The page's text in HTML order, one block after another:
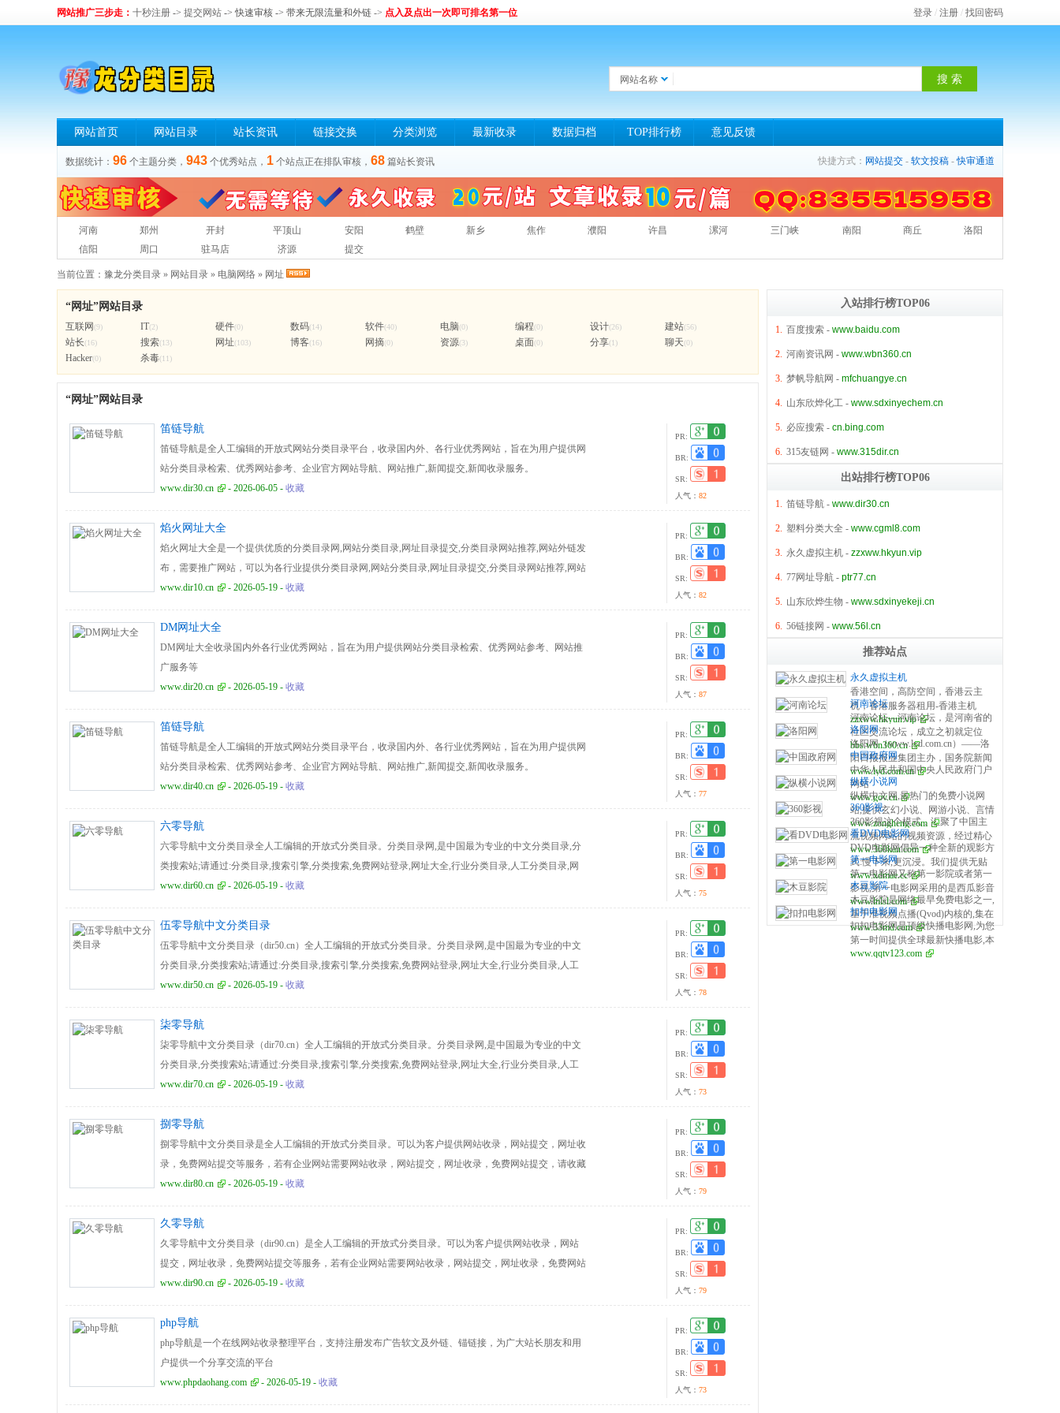
网站推广三步走： 十秒注册 -> 提交网站 -> 快速审核 -> 带来无限流量和外链 -> 点入及点出一次即可排名第一位 登录 / 注册 / 找回密码
网站名称
网站首页 网站目录 站长资讯 链接交换 分类浏览 最新收录 数据归档 TOP排行榜 意见反馈
数据统计： 96 个主题分类， 943 个优秀站点， 1 个站点正在排队审核， 68 篇站长资讯 快捷方式： 网站提交 - 软文投稿 -快审通道
河南 郑州 开封 平顶山 安阳 鹤壁 新乡 焦作 濮阳 许昌 漯河 三门峡 南阳 商丘
洛阳
信阳
周口 驻马店 济源 提交
当前位置： 豫龙分类目录 » 网站目录 » 电脑网络 » 网址
“网址”网站目录
互联网(9) IT(2) 硬件(0) 数码(14) 软件(40) 电脑(0) 编程(0) 设计(26) 建站(56)
站长(16) 搜索(13) 网址(103) 博客(16) 网摘(0) 资源(3) 桌面(0) 分享(1) 聊天(0)
Hacker(0) 杀毒(11)
“网址”网站目录
笛链导航
笛链导航是全人工编辑的开放式网站分类目录平台，收录国内外、各行业优秀网站，旨在为用户提供网
站分类目录检索、优秀网站参考、企业官方网站导航、网站推广,新闻提交,新闻收录服务。
www.dir30.cn
- 2026-06-05 - 收藏
PR:
BR:
SR:
人气： 82
焰火网址大全
焰火网址大全是一个提供优质的分类目录网,网站分类目录,网址目录提交,分类目录网站推荐,网站外链发
布，需要推广网站，可以为各行业提供分类目录网,网站分类目录,网址目录提交,分类目录网站推荐,网站
外链发布平台
www.dir10.cn - 2026-05-19 - 收藏
PR:
BR:
SR:
人气： 82
DM网址大全
DM网址大全收录国内外各行业优秀网站，旨在为用户提供网站分类目录检索、优秀网站参考、网站推
广服务等
www.dir20.cn
- 2026-05-19 - 收藏
PR:
BR:
SR:
人气： 87
笛链导航
笛链导航是全人工编辑的开放式网站分类目录平台，收录国内外、各行业优秀网站，旨在为用户提供网
站分类目录检索、优秀网站参考、企业官方网站导航、网站推广,新闻提交,新闻收录服务。
www.dir40.cn
- 2026-05-19 - 收藏
PR:
BR:
SR:
人气： 77
六零导航
六零导航中文分类目录全人工编辑的开放式分类目录。分类目录网,是中国最为专业的中文分类目录,分
类搜索站;请通过:分类目录,搜索引擎,分类搜索,免费网站登录,网址大全,行业分类目录,人工分类目录,网
址之家查找本站。
www.dir60.cn - 2026-05-19 - 收藏
PR:
BR:
SR:
人气： 75
伍零导航中文分类目录
伍零导航中文分类目录（dir50.cn）全人工编辑的开放式分类目录。分类目录网,是中国最为专业的中文
分类目录,分类搜索站;请通过:分类目录,搜索引擎,分类搜索,免费网站登录,网址大全,行业分类目录,人工
分类目录,网址之家查找本站。
www.dir50.cn - 2026-05-19 - 收藏
PR:
BR:
SR:
人气： 78
柒零导航
柒零导航中文分类目录（dir70.cn）全人工编辑的开放式分类目录。分类目录网,是中国最为专业的中文
分类目录,分类搜索站;请通过:分类目录,搜索引擎,分类搜索,免费网站登录,网址大全,行业分类目录,人工
分类目录,网址之家查找本站。
www.dir70.cn - 2026-05-19 - 收藏
PR:
BR:
SR:
人气： 73
捌零导航
捌零导航中文分类目录是全人工编辑的开放式分类目录。可以为客户提供网站收录，网站提交，网址收
录，免费网站提交等服务，若有企业网站需要网站收录，网站提交，网址收录，免费网站提交，请收藏
本网站。
www.dir80.cn - 2026-05-19 - 收藏
PR:
BR:
SR:
人气： 79
久零导航
久零导航中文分类目录（dir90.cn）是全人工编辑的开放式分类目录。可以为客户提供网站收录，网站
提交，网址收录，免费网站提交等服务，若有企业网站需要网站收录，网站提交，网址收录，免费网站
提交，请收藏本网站。
www.dir90.cn - 2026-05-19 - 收藏
PR:
BR:
SR:
人气： 79
php导航
php导航是一个在线网站收录整理平台，支持注册发布广告软文及外链、锚链接，为广大站长朋友和用
户提供一个分享交流的平台
www.phpdaohang.com
- 2026-05-19 - 收藏
PR:
BR:
SR:
人气： 73
入站排行榜TOP06
1. 百度搜索 - www.baidu.com
2. 河南资讯网 - www.wbn360.cn
3. 梦帆导航网 - mfchuangye.cn
4. 山东欣烨化工 - www.sdxinyechem.cn
5. 必应搜索 - cn.bing.com
6. 315友链网 - www.315dir.cn
出站排行榜TOP06
1. 笛链导航 - www.dir30.cn
2. 塑料分类大全 - www.cgml8.com
3. 永久虚拟主机 - zzxww.hkyun.vip
4. 77网址导航 - ptr77.cn
5. 山东欣烨生物 - www.sdxinyekeji.cn
6. 56链接网 - www.56l.cn
推荐站点
永久虚拟主机
香港空间，高防空间，香港云主
机，香港服务器租用-香港主机
zzxww.hkyun.vip
河南论坛
河南论坛—河南论坛，是河南省的
社区交流论坛，成立之初就定位
于：致力给广大河南居民提供一个
生活交流的平台，在这里，您可以
进行讨论和交流，还可以针对生活
中的家庭与邻里、购房与置业、物
业与开发商、业委会和居委会、和
表决，团购和集采、装修和生活消
费等各种话题进行讨论、交流和分
享。
bbs.wbn360.cn
洛阳网
洛阳网（www.lyd.com.cn）——洛
阳日报报业集团主办，国务院新闻
办公室批准的国家一类新闻网站，
拥有独立采编权的省属重点新闻网
站，下设洛阳新闻、百姓呼声、22
楼会客厅、洛阳房产、洛阳汽车、
经典洛阳等频道， 拥有本地互动论
坛“洛阳社区”， 在河南综合性网站
及社区网站综合影响力排名榜单上
进入前三强，为洛阳高知名度和强
影响力的门户网站。
www.lyd.com.cn
中国政府网
中华人民共和国中央人民政府门户
网站
www.gov.cn
纵横小说网
纵横中文网,最热门的免费小说网
站,提供玄幻小说、网游小说、言情
小说、穿越小说、都市小说等免费
小说在线阅读与下载。大神作品齐
聚纵横,最新章节每日更新。
www.zongheng.com
360影视
360影视这个模式，汇聚了中国主
流视频网站的视频资源，经过精心
整理重构，形成中国领先的视频数
据库，通过搜索、推荐等方式，让
用户一站式的了解所有能看到的视
频，并通过我们提供的各种工具，
快速找到想看的视频。
www.360kan.com
看DVD电影网
DVD电影网倡导一种全新的观影方
式:慢下来,更沉浸。我们提供无贴
片广告的纯净播放、精心筛选的深
度影视片单,以及独家彩蛋与解读,
助你进入真正的心流观影状态。
www.xdmae.cc
第一电影网
第一电影网又称第一影院或者第一
影视,第一电影网采用的是西瓜影音
播放器的P2P技术,第一电影网提供
最新电影电视剧及好看的动漫节目
免费,飘花电影网汇聚百度影音、西
瓜影音播放器、各大视频网站资源,
你想要的这里应有尽有。
www.lnlsl.com
木豆影院
木豆影院是网络最早免费电影之一,
基于准视频点播(Qvod)内核的,集在
线点播,高速下载。
www.33md.com
扣扣电影网
扣扣电影网是顶级快播电影网,为您
第一时间提供全球最新快播电影,本
站QVOD电影采用QVOD快播和百
www.qqtv123.com